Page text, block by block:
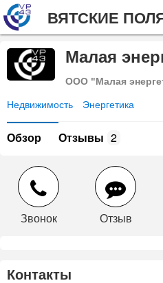
ВЯТСКИЕ
Малая
ООО "Малая
Недвижимость Энергетика
Обзор Отзывы 2
Звонок Отзыв
Контакты